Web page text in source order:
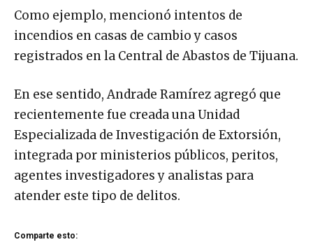
Como ejemplo, mencionó intentos de
incendios en casas de cambio y casos
registrados en la Central de Abastos de Tijuana.
En ese sentido, Andrade Ramírez agregó que
recientemente fue creada una Unidad
Especializada de Investigación de Extorsión,
integrada por ministerios públicos, peritos,
agentes investigadores y analistas para
atender este tipo de delitos.
Comparte esto: